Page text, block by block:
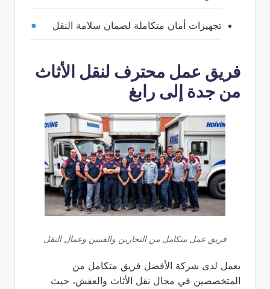
تجهيزات أمان متكاملة لضمان سلامة النقل
فريق عمل محترف لنقل الأثاث
من جدة إلى رابغ
فريق عمل متكامل من النجارين والفنيين وعمال النقل
يعمل لدى شركة الأفضل فريق متكامل من
المتخصصين في مجال نقل الأثاث والعفش، حيث